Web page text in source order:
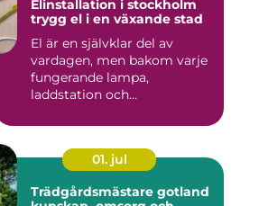
Elinstallation i stockholm
trygg el i en växande stad
El är en självklar del av
vardagen, men bakom varje
fungerande lampa,
laddstation och
01. jul
Trädgårdsmästare gotland